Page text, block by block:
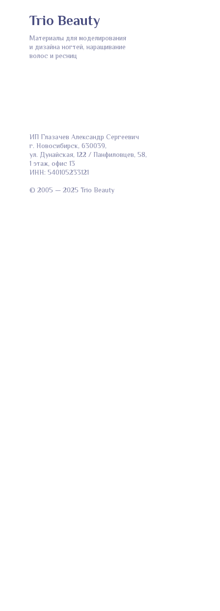
ИП Глазачев Александр Сергеевич
г. Новосибирск, 630039,
ул. Дунайская, 122 / Панфиловцев, 58,
1 этаж, офис 13
ИНН: 540105233121
© 2005 — 2025 Trio Beauty
Материалы для моделирования
и дизайна ногтей, наращивание
волос и ресниц
Trio Beauty